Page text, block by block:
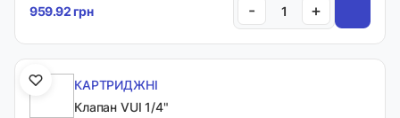
Інформація
Кабінет клієнта
959.92 грн - +
КАРТРИДЖНІ
Клапан VUI 1/4"